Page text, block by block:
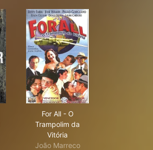
For All - O
Trampolim da
Vitória
João Marreco